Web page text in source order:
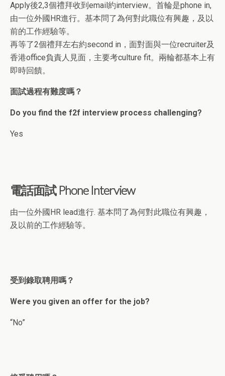
Apply後2,3個禮拜收到email約interview。首輪是phone in,
由一位外國HR進行。基本問了為何對此職位有興趣，及以
前的工作經驗等。
再等了2個禮拜左右約second in，面對面與一位recruiter及
香港office負責人見面，主要考culture fit。兩輪都基本上有
即時回饋。
面試過程有難度嗎？
Do you find the f2f interview process challenging?
Yes
電話面試 Phone Interview
由一位外國HR lead進行. 基本問了為何對此職位有興趣，
及以前的工作經驗等。
受到錄取聘用嗎？
Were you given an offer for the job?
“No”